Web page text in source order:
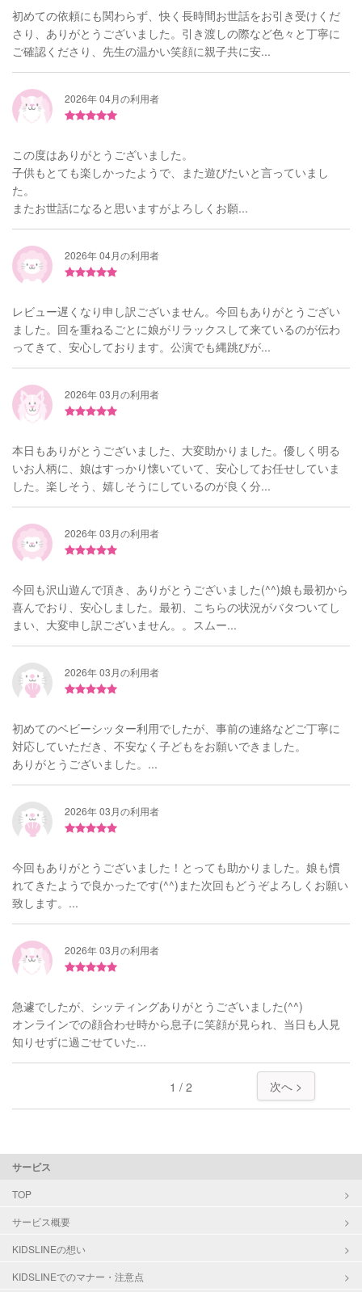
初めての依頼にも関わらず、快く長時間お世話をお引き受けくだ
さり、ありがとうございました。引き渡しの際など色々と丁寧に
ご確認くださり、先生の温かい笑顔に親子共に安...
2026年 04月の利用者
この度はありがとうございました。
子供もとても楽しかったようで、また遊びたいと言っていまし
た。
またお世話になると思いますがよろしくお願...
2026年 04月の利用者
レビュー遅くなり申し訳ございません。今回もありがとうござい
ました。回を重ねるごとに娘がリラックスして来ているのが伝わ
ってきて、安心しております。公演でも縄跳びが...
2026年 03月の利用者
本日もありがとうございました、大変助かりました。優しく明る
いお人柄に、娘はすっかり懐いていて、安心してお任せしていま
した。楽しそう、嬉しそうにしているのが良く分...
2026年 03月の利用者
今回も沢山遊んで頂き、ありがとうございました(^^)娘も最初から
喜んでおり、安心しました。最初、こちらの状況がバタついてし
まい、大変申し訳ございません。。スムー...
2026年 03月の利用者
初めてのベビーシッター利用でしたが、事前の連絡などご丁寧に
対応していただき、不安なく子どもをお願いできました。
ありがとうございました。...
2026年 03月の利用者
今回もありがとうございました！とっても助かりました。娘も慣
れてきたようで良かったです(^^)また次回もどうぞよろしくお願い
致します。...
2026年 03月の利用者
急遽でしたが、シッティングありがとうございました(^^)
オンラインでの顔合わせ時から息子に笑顔が見られ、当日も人見
知りせずに過ごせていた...
1 / 2 次へ >
サービス
TOP
サービス概要
KIDSLINEの想い
KIDSLINEでのマナー・注意点